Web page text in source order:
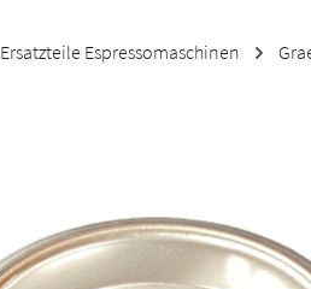
Ersatzteile Espressomaschinen